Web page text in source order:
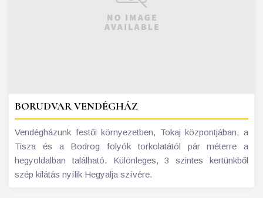
BORUDVAR VENDÉGHÁZ
Vendégházunk festői környezetben, Tokaj központjában, a
Tisza és a Bodrog folyók torkolatától pár méterre a
hegyoldalban található. Különleges, 3 szintes kertünkből
szép kilátás nyílik Hegyalja szívére.